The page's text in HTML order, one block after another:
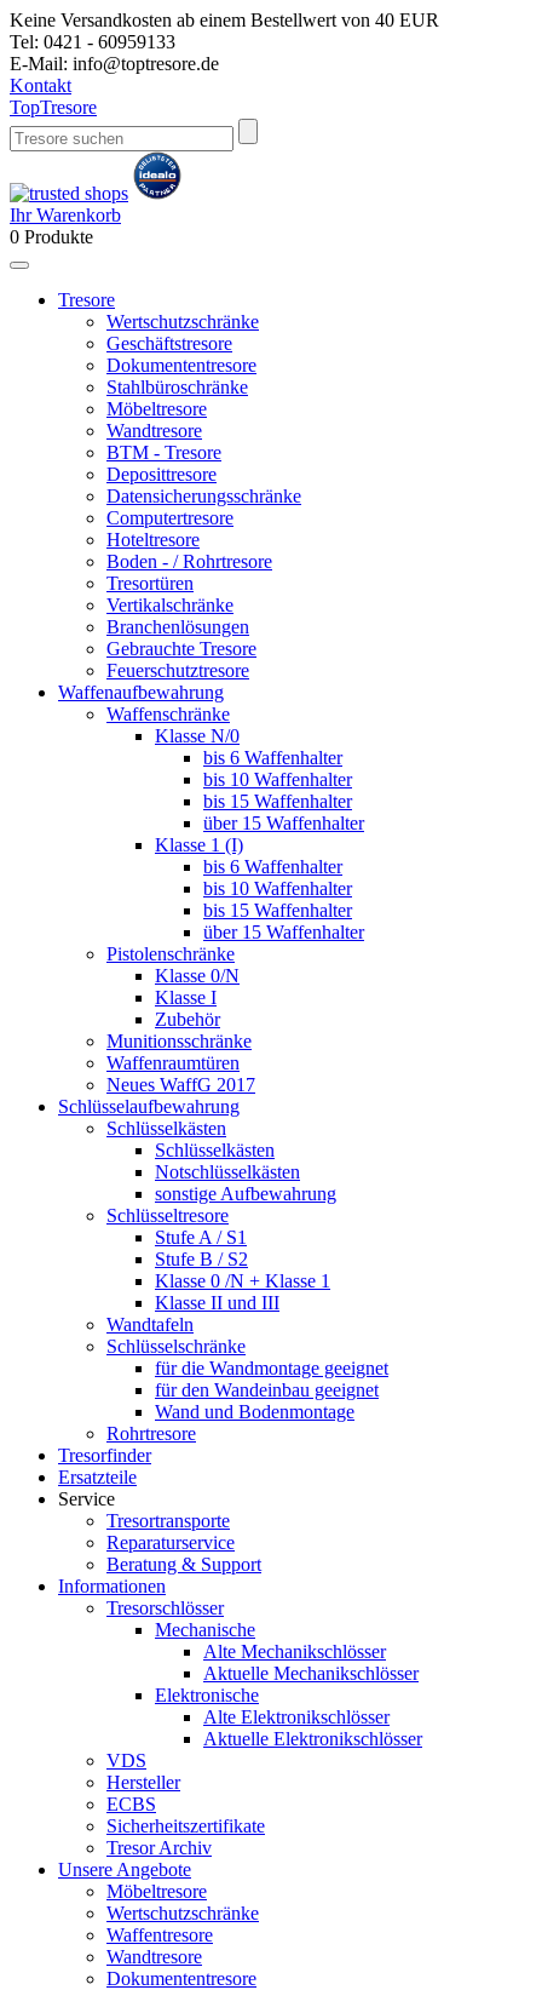
Keine Versandkosten ab einem Bestellwert von 40 EUR
Tel: 0421 - 60959133
E-Mail: info@toptresore.de
Kontakt
TopTresore
Ihr Warenkorb
0 Produkte
Tresore
Wertschutzschränke
Geschäftstresore
Dokumententresore
Stahlbüroschränke
Möbeltresore
Wandtresore
BTM - Tresore
Deposittresore
Datensicherungsschränke
Computertresore
Hoteltresore
Boden - / Rohrtresore
Tresortüren
Vertikalschränke
Branchenlösungen
Gebrauchte Tresore
Feuerschutztresore
Waffenaufbewahrung
Waffenschränke
Klasse N/0
bis 6 Waffenhalter
bis 10 Waffenhalter
bis 15 Waffenhalter
über 15 Waffenhalter
Klasse 1 (I)
bis 6 Waffenhalter
bis 10 Waffenhalter
bis 15 Waffenhalter
über 15 Waffenhalter
Pistolenschränke
Klasse 0/N
Klasse I
Zubehör
Munitionsschränke
Waffenraumtüren
Neues WaffG 2017
Schlüsselaufbewahrung
Schlüsselkästen
Schlüsselkästen
Notschlüsselkästen
sonstige Aufbewahrung
Schlüsseltresore
Stufe A / S1
Stufe B / S2
Klasse 0 /N + Klasse 1
Klasse II und III
Wandtafeln
Schlüsselschränke
für die Wandmontage geeignet
für den Wandeinbau geeignet
Wand und Bodenmontage
Rohrtresore
Tresorfinder
Ersatzteile
Service
Tresortransporte
Reparaturservice
Beratung & Support
Informationen
Tresorschlösser
Mechanische
Alte Mechanikschlösser
Aktuelle Mechanikschlösser
Elektronische
Alte Elektronikschlösser
Aktuelle Elektronikschlösser
VDS
Hersteller
ECBS
Sicherheitszertifikate
Tresor Archiv
Unsere Angebote
Möbeltresore
Wertschutzschränke
Waffentresore
Wandtresore
Dokumententresore